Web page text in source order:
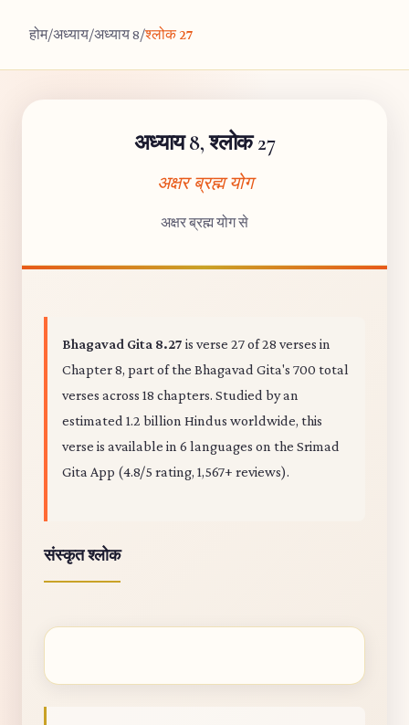
होम/अध्याय/अध्याय 8/श्लोक 27
अध्याय 8, श्लोक 27
अक्षर ब्रह्म योग
अक्षर ब्रह्म योग से
Bhagavad Gita 8.27 is verse 27 of 28 verses in
Chapter 8, part of the Bhagavad Gita's 700 total
verses across 18 chapters. Studied by an
estimated 1.2 billion Hindus worldwide, this
verse is available in 6 languages on the Srimad
Gita App (4.8/5 rating, 1,567+ reviews).
संस्कृत श्लोक